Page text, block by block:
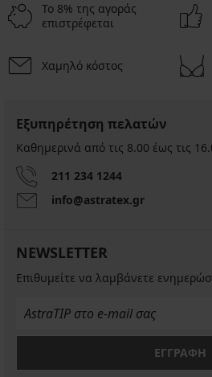
Το 8% της αγοράς
επιστρέφεται
Χαμηλό κόστος
Εξυπηρέτηση πελατών
Καθημερινά από τις 8.00 έως τις
211 234 1244
info@astratex.gr
NEWSLETTER
Επιθυμείτε να λαμβάνετε
ΕΓΓΡΑΦΗ